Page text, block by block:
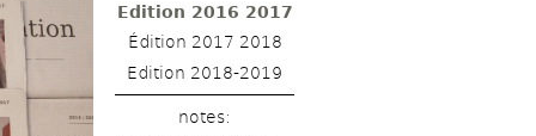
Edition 2016 2017
Édition 2017 2018
Edition 2018-2019
notes: